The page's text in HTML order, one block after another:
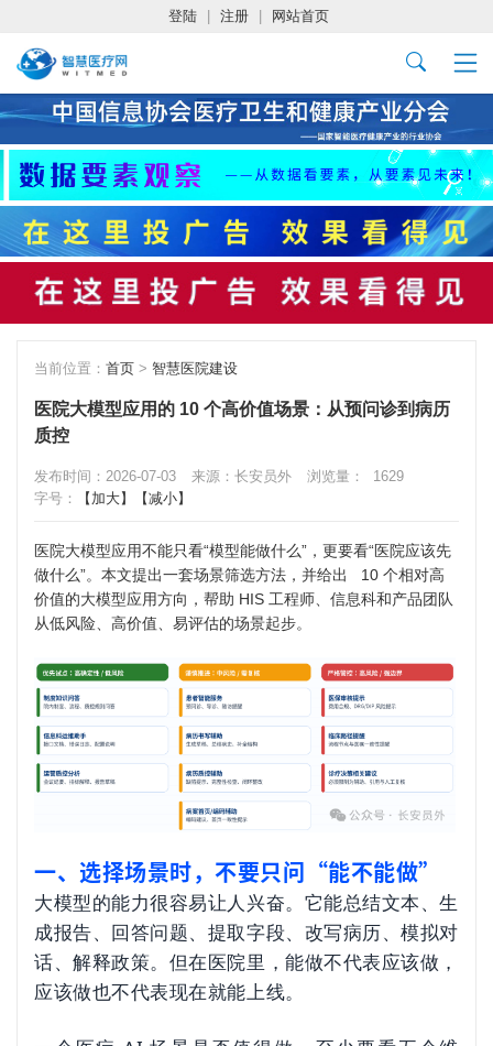
登陆 注册 网站首页
当前位置： 首页 > 智慧医院建设
医院大模型应用的 10 个高价值场景：从预问诊到病历
质控
发布时间：2026-07-03 来源：长安员外 浏览量：
1629
字号：
【加大】 【减小】
医院大模型应用不能只看“模型能做什么”，更要看“医院应该先
做什么”。本文提出一套场景筛选方法，并给出 10 个相对高
价值的大模型应用方向，帮助 HIS 工程师、信息科和产品团队
从低风险、高价值、易评估的场景起步。
一、选择场景时，不要只问“能不能做”
大模型的能力很容易让人兴奋。它能总结文本、生
成报告、回答问题、提取字段、改写病历、模拟对
话、解释政策。但在医院里，能做不代表应该做，
应该做也不代表现在就能上线。